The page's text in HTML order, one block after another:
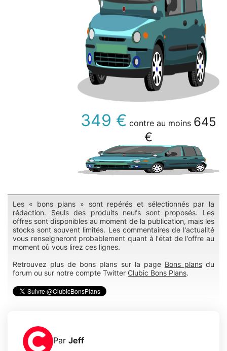
349 € contre au moins 645
€
Les « bons plans » sont repérés et sélectionnés par la
rédaction. Seuls des produits neufs sont proposés. Les
offres sont disponibles au moment de la publication, mais les
stocks sont souvent limités. Les commentaires de l'actualité
vous renseigneront probablement quant à l'état de l'offre au
moment où vous lirez ces lignes.
Retrouvez plus de bons plans sur la page Bons plansdu
forum ou sur notre compte Twitter Clubic Bons Plans.
Par Jeff